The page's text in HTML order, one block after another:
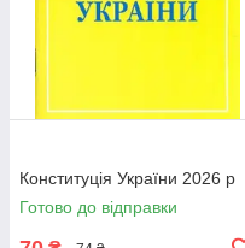
Конституція України 2026 р
Готово до відправки